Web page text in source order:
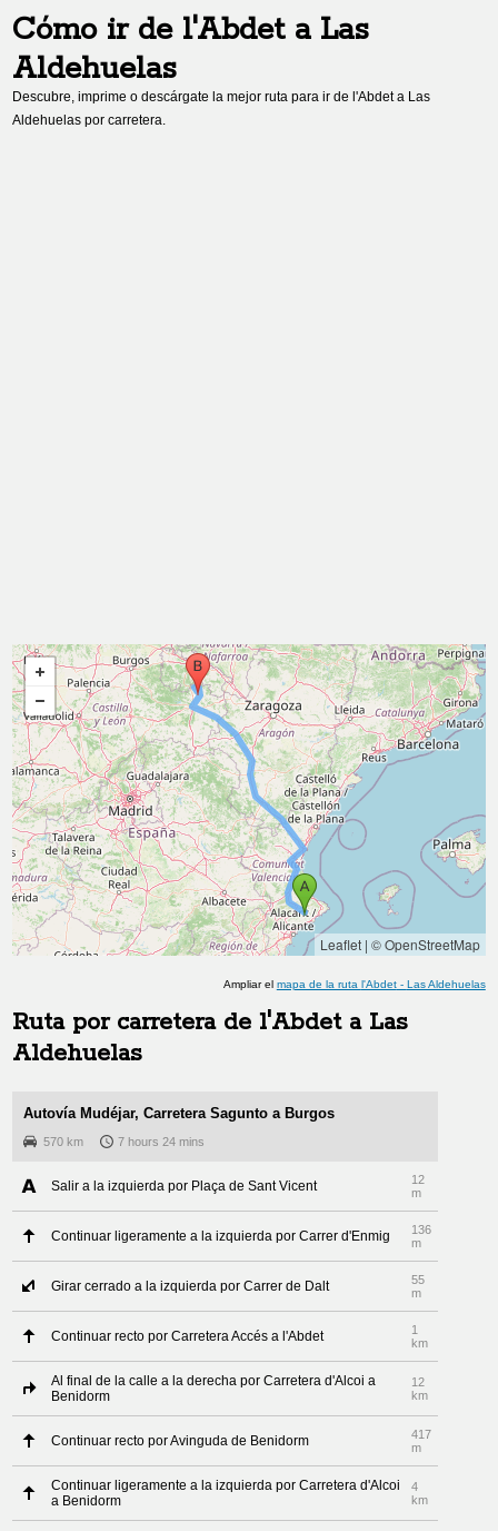
Cómo ir de l'Abdeta Las
Aldehuelas
Descubre, imprime o descárgate la mejor ruta para ir de l'Abdeta Las
Aldehuelas por carretera.
Leaflet| © OpenStreetMap
Ampliar el mapa de la ruta l'Abdet- Las Aldehuelas
Ruta por carretera del'Abdeta Las
Aldehuelas
Autovía Mudéjar, Carretera Sagunto a Burgos
570 km 7 hours 24 mins
Salir a la izquierda por Plaça de Sant Vicent
12
m
Continuar ligeramente a la izquierda por Carrer d'Enmig
136
m
Girar cerrado a la izquierda por Carrer de Dalt
55
m
Continuar recto por Carretera Accés a l'Abdet
1
km
Al final de la calle a la derecha por Carretera d'Alcoi a
Benidorm
12
km
Continuar recto por Avinguda de Benidorm
417
m
Continuar ligeramente a la izquierda por Carretera d'Alcoi
a Benidorm
4
km